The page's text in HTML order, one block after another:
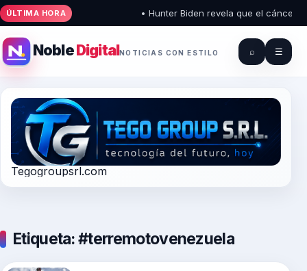
ÚLTIMA HORA • Hunter Biden revela que el cáncer
NobleDigitalNOTICIAS CON ESTILO ⌕ ☰
Tegogroupsrl.com
Etiqueta:#terremotovenezuela